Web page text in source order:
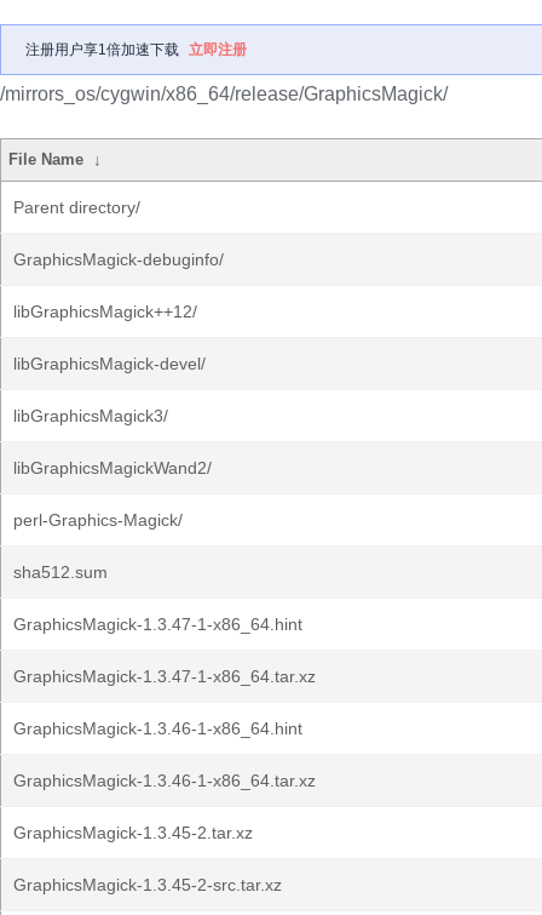
注册用户享1倍加速下载 立即注册
/mirrors_os/cygwin/x86_64/release/GraphicsMagick/
File Name ↓
Parent directory/
GraphicsMagick-debuginfo/
libGraphicsMagick++12/
libGraphicsMagick-devel/
libGraphicsMagick3/
libGraphicsMagickWand2/
perl-Graphics-Magick/
sha512.sum
GraphicsMagick-1.3.47-1-x86_64.hint
GraphicsMagick-1.3.47-1-x86_64.tar.xz
GraphicsMagick-1.3.46-1-x86_64.hint
GraphicsMagick-1.3.46-1-x86_64.tar.xz
GraphicsMagick-1.3.45-2.tar.xz
GraphicsMagick-1.3.45-2-src.tar.xz